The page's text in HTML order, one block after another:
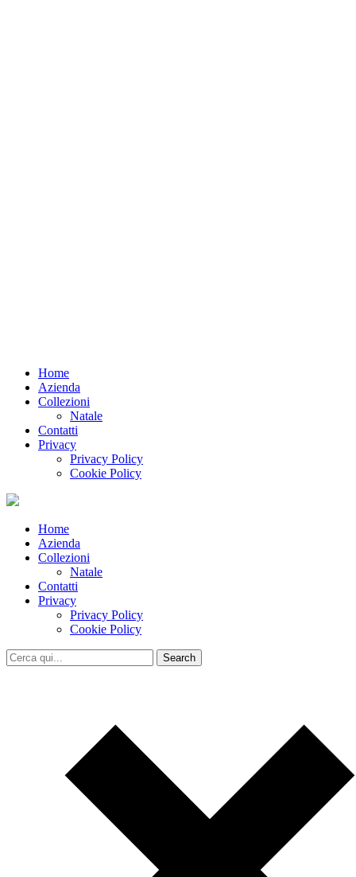
Home
Azienda
Collezioni
Natale
Contatti
Privacy
Privacy Policy
Cookie Policy
Home
Azienda
Collezioni
Natale
Contatti
Privacy
Privacy Policy
Cookie Policy